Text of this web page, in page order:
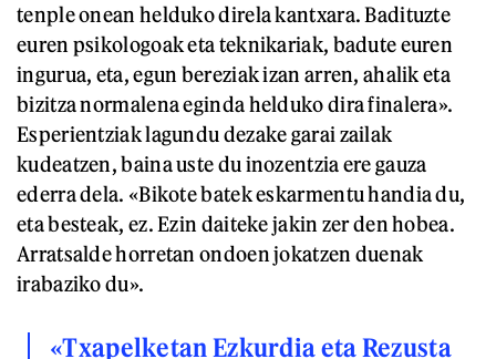
tenple onean helduko direla kantxara. Badituzte
euren psikologoak eta teknikariak, badute euren
ingurua, eta, egun bereziak izan arren, ahalik eta
bizitza normalena eginda helduko dira finalera».
Esperientziak lagundu dezake garai zailak
kudeatzen, baina uste du inozentzia ere gauza
ederra dela. «Bikote batek eskarmentu handia du,
eta besteak, ez. Ezin daiteke jakin zer den hobea.
Arratsalde horretan ondoen jokatzen duenak
irabaziko du».
«Txapelketan Ezkurdia eta Rezusta